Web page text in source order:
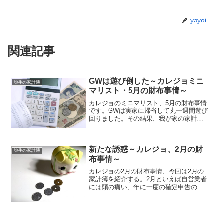
yayoi
関連記事
弥生の家計簿
GWは遊び倒した～カレジョミニ
マリスト・5月の財布事情～
カレジョのミニマリスト、5月の財布事情
です。GWは実家に帰省して丸一週間遊び
回りました。その結果、我が家の家計簿
合計5,358円...
弥生の家計簿
新たな誘惑～カレジョ、2月の財
布事情～
カレジョの2月の財布事情、今回は2月の
家計簿を紹介する。2月といえば自営業者
には頭の痛い、年に一度の確定申告の季